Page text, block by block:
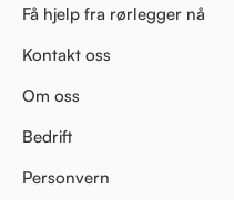
Få hjelp fra rørlegger nå
Kontakt oss
Om oss
Bedrift
Personvern